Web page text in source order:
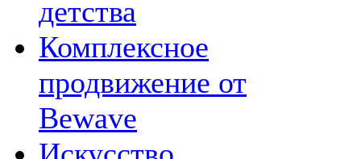
детства
Комплексное
продвижение от
Bewave